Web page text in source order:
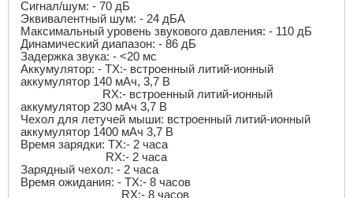
Сигнал/шум: - 70 дБ
Эквивалентный шум: - 24 дБА
Максимальный уровень звукового давления: - 110 дБ
Динамический диапазон: - 86 дБ
Задержка звука: - <20 мс
Аккумулятор: - TX:- встроенный литий-ионный
аккумулятор 140 мАч, 3,7 В
RX:- встроенный литий-ионный
аккумулятор 230 мАч 3,7 В
Чехол для летучей мыши: встроенный литий-ионный
аккумулятор 1400 мАч 3,7 В
Время зарядки: TX:- 2 часа
RX:- 2 часа
Зарядный чехол: - 2 часа
Время ожидания: - TX:- 8 часов
RX:- 8 часов